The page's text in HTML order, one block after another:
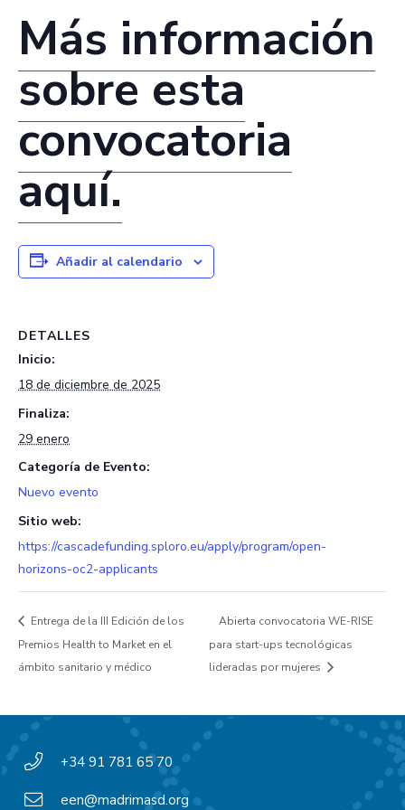
Más información
sobre esta
convocatoria
aquí.
Añadir al calendario
DETALLES
Inicio:
18 de diciembre de 2025
Finaliza:
29 enero
Categoría de Evento:
Nuevo evento
Sitio web:
https://cascadefunding.sploro.eu/apply/program/open-
horizons-oc2-applicants
Entrega de la III Edición de los
Premios Health to Market en el
ámbito sanitario y médico
Abierta convocatoria WE-RISE
para start-ups tecnológicas
lideradas por mujeres
+34 91 781 65 70
een@madrimasd.org